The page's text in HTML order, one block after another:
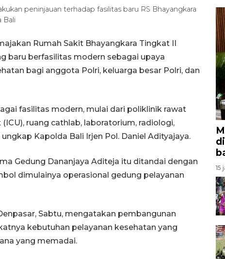
peninjauan terhadap fasilitas baru RS Bhayangkara
Bali
Rumah Sakit Bhayangkara Tingkat II
baru berfasilitas modern sebagai upaya
bagi anggota Polri, keluarga besar Polri, dan
fasilitas modern, mulai dari poliklinik rawat
ruang cathlab, laboratorium, radiologi,
Kapolda Bali Irjen Pol. Daniel Adityajaya.
Gedung Dananjaya Aditeja itu ditandai dengan
dimulainya operasional gedung pelayanan
Sabtu, mengatakan pembangunan
kebutuhan pelayanan kesehatan yang
yang memadai.
15